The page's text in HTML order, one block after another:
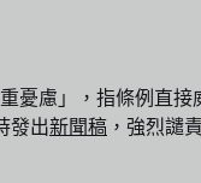
憂慮」，指條例直
發出新聞稿 ，強烈譴